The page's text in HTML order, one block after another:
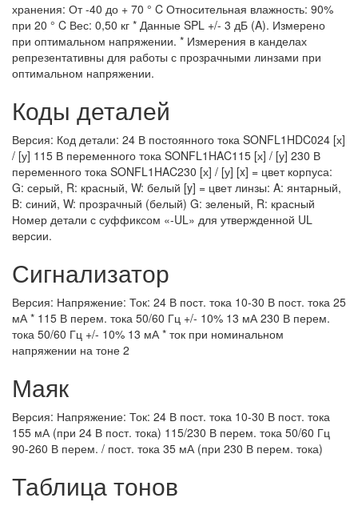
хранения: От -40 до + 70 ° C Относительная влажность: 90%
при 20 ° C Вес: 0,50 кг * Данные SPL +/- 3 дБ (A). Измерено
при оптимальном напряжении. * Измерения в канделах
репрезентативны для работы с прозрачными линзами при
оптимальном напряжении.
Коды деталей
Версия: Код детали: 24 В постоянного тока SONFL1HDC024 [х]
/ [у] 115 В переменного тока SONFL1HAC115 [х] / [у] 230 В
переменного тока SONFL1HAC230 [х] / [у] [x] = цвет корпуса:
G: серый, R: красный, W: белый [y] = цвет линзы: A: янтарный,
B: синий, W: прозрачный (белый) G: зеленый, R: красный
Номер детали с суффиксом «-UL» для утвержденной UL
версии.
Сигнализатор
Версия: Напряжение: Ток: 24 В пост. тока 10-30 В пост. тока 25
мА * 115 В перем. тока 50/60 Гц +/- 10% 13 мА 230 В перем.
тока 50/60 Гц +/- 10% 13 мА * ток при номинальном
напряжении на тоне 2
Маяк
Версия: Напряжение: Ток: 24 В пост. тока 10-30 В пост. тока
155 мА (при 24 В пост. тока) 115/230 В перем. тока 50/60 Гц
90-260 В перем. / пост. тока 35 мА (при 230 В перем. тока)
Таблица тонов